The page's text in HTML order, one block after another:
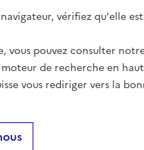
vérifiez qu'elle
pouvez consulter
de recherche en
vous rediriger vers la